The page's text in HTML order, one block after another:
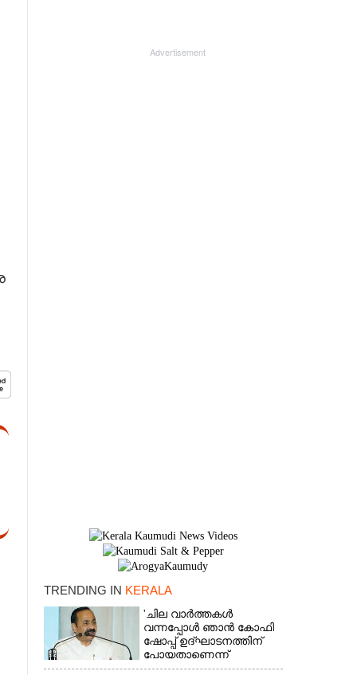
Advertisement
TRENDING IN KERALA
'ചില വാർത്തകൾ
വന്നപ്പോൾ ഞാൻ കോഫി
ഷോപ്പ് ഉദ്ഘാടനത്തിന്
പോയതാണെന്ന്
വിചാരിച്ചു, 400 കോടിയുടെ
×